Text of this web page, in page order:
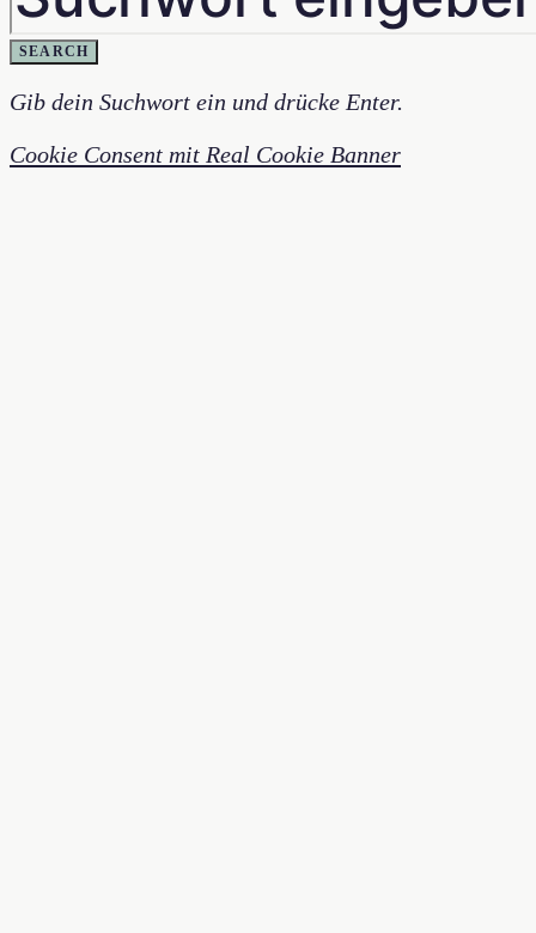
SEARCH
Gib dein Suchwort ein und drücke Enter.
Cookie Consent mit Real Cookie Banner